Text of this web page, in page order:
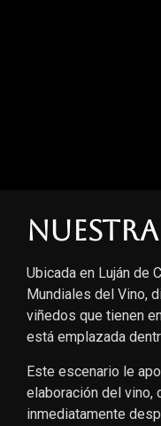
Ubicada en Luján de
Mundiales del Vino,
viñedos que tienen
está emplazada
Este escenario le
elaboración del vino,
inmediatamente